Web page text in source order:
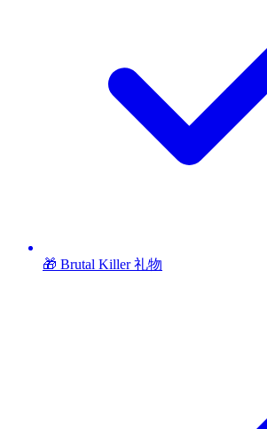
🎁 Brutal Killer 礼物